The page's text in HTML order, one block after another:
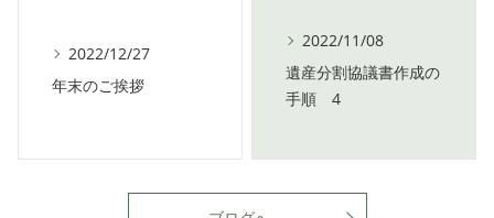
2022/12/27
年末のご挨拶
2022/11/08
遺産分割協議書作成の
手順 4